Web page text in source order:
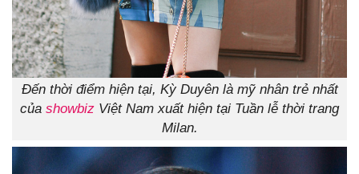
Đến thời điểm hiện tại, Kỳ Duyên là mỹ nhân trẻ nhất
của showbiz Việt Nam xuất hiện tại Tuần lễ thời trang
Milan.